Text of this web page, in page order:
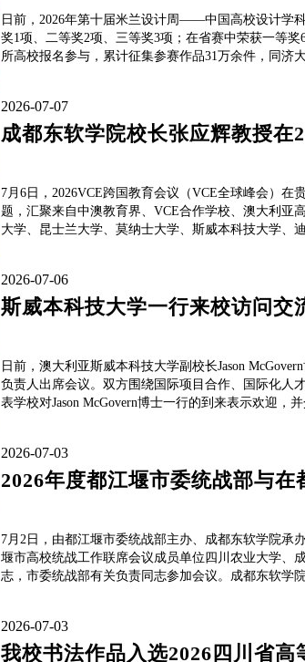
日前，2026年第十届米兰设计周——中国高校设计学
奖1项、二等奖2项、三等奖3项；在省赛中荣获一等
所高校报名参与，累计征集参赛作品31万余件，同济
2026-07-07
成都东软学院校长张应辉教授在
7月6日，2026VCE跨国教育会议（VCE全球峰会）在
题，汇聚来自中澳教育界、VCE合作学校、澳大利亚
大学、昆士兰大学、莫纳士大学、斯威本科技大学、
2026-07-06
斯威本科技大学一行来校访问交
日前，澳大利亚斯威本科技大学副校长Jason
负责人出席会议。双方围绕国际项目合作、国际化人
表学校对Jason McGovern博士一行的到来表示欢迎，
2026-07-03
2026年度都江堰市委统战部与
7月2日，由都江堰市委统战部主办、成都东软学院承
堰市高校统战工作联席会议成员单位四川农业大学、
志，市委统战部有关负责同志参加会议。成都东软学
2026-07-03
我校书法作品入选2026四川省